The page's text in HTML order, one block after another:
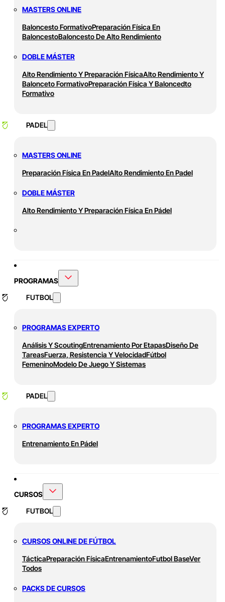
MASTERS ONLINE
Baloncesto FormativoPreparación Física En
BaloncestoBaloncesto De Alto Rendimiento
DOBLE MÁSTER
Alto Rendimiento Y Preparación FísicaAlto Rendimiento Y
Balonceto FormativoPreparación Física Y Baloncedto
Formativo
PADEL
MASTERS ONLINE
Preparación Física En PadelAlto Rendimiento En Padel
DOBLE MÁSTER
Alto Rendimiento Y Preparación Física En Pádel
PROGRAMAS
FUTBOL
PROGRAMAS EXPERTO
Análisis Y ScoutingEntrenamiento Por EtapasDiseño De
TareasFuerza, Resistencia Y VelocidadFútbol
FemeninoModelo De Juego Y Sistemas
PADEL
PROGRAMAS EXPERTO
Entrenamiento En Pádel
CURSOS
FUTBOL
CURSOS ONLINE DE FÚTBOL
TácticaPreparación FísicaEntrenamientoFutbol BaseVer
Todos
PACKS DE CURSOS